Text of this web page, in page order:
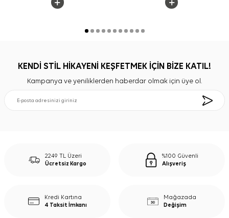
KENDİ STİL HİKAYENİ KEŞFETMEK İÇİN BİZE KATIL!
Kampanya ve yeniliklerden haberdar olmak için üye ol.
2249 TL Üzeri
Ücretsiz Kargo
%100 Güvenli
Alışveriş
Kredi Kartına
4 Taksit İmkanı
Mağazada
Değişim